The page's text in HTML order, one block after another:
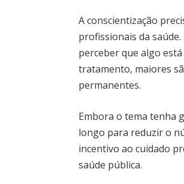
A conscientização
profissionais da
perceber que algo
tratamento, maiores
permanentes.
Embora o tema tenha
longo para reduzir o
incentivo ao cuidado
saúde pública.